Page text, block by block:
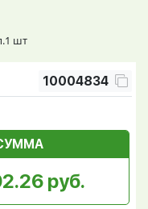
шт
10004834
руб.